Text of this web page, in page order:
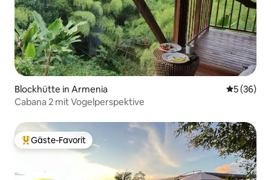
Blockhütte in Armenia
5 (36)
Cabana 2 mit Vogelperspektive
Beliebter Gäste-Favorit.
Gäste-Favorit